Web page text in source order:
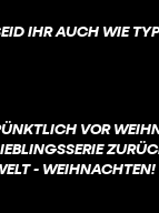
IHR AUCH WIE
VOR
-